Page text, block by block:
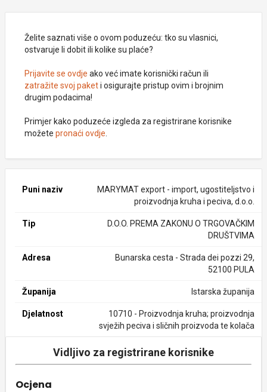
Želite saznati više o ovom poduzeću: tko su vlasnici,
ostvaruje li dobit ili kolike su plaće?
Prijavite se ovdje ako već imate korisnički račun ili
zatražite svoj paketi osigurajte pristup ovim i brojnim
drugim podacima!
Primjer kako poduzeće izgleda za registrirane korisnike
možete pronaći ovdje
Puni naziv
MARYMAT export - import, ugostiteljstvo i
proizvodnja kruha i peciva, d.o.o.
Tip
D.O.O. PREMA ZAKONU O TRGOVAČKIM
DRUŠTVIMA
Adresa
Bunarska cesta - Strada dei pozzi 29,
52100 PULA
Županija Istarska županija
Djelatnost
10710 - Proizvodnja kruha; proizvodnja
svježih peciva i sličnih proizvoda te kolača
Vidljivo za registrirane korisnike
Ocjena